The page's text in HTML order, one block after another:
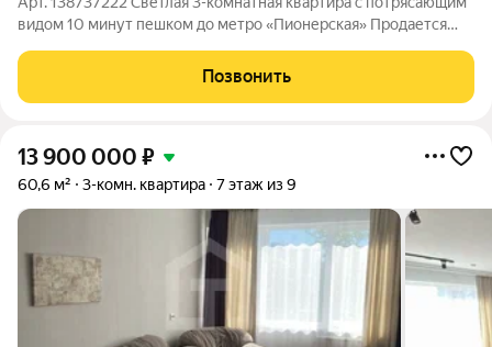
видом 10 минут пешком до метро «Пионерская» Продается
Богатырском проспекте. Квартира расположена на
комфортном 6 этаже 16-этажного дома.
Позвонить
13 900 000 ₽
60,6 м² 3-комн. квартира 7 этаж из 9